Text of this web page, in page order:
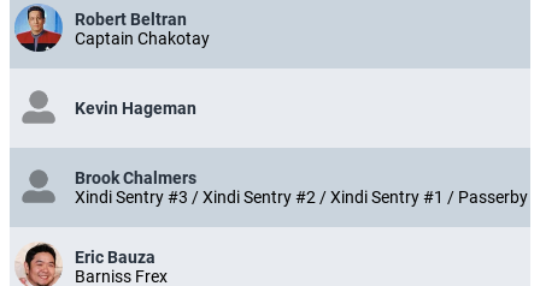
Robert Beltran
Captain Chakotay
Kevin Hageman
Brook Chalmers
Xindi Sentry #3 / Xindi Sentry #2 / Xindi Sentry #1 / Passerby
Eric Bauza
Barniss Frex